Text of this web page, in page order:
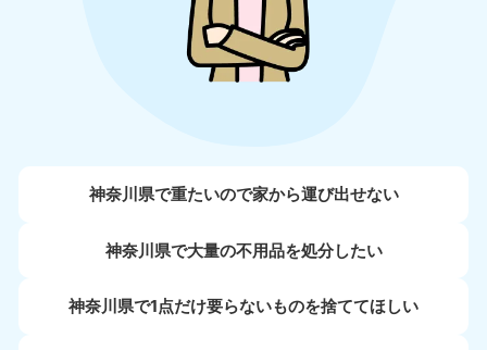
神奈川県で重たいので家から運び出せない
神奈川県で大量の不用品を処分したい
神奈川県で1点だけ要らないものを捨ててほしい